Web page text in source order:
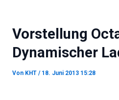
Vorstellung
Dynamischer
Von KHT / 18. Juni 2013 15:28